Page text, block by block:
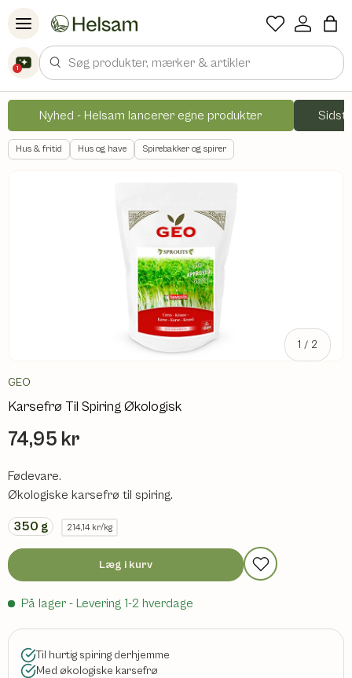
Spring til indhold
1
Søg
Nyhed - Helsam lancerer egne produkter
Hus & fritid Hus og have Spirebakker og spirer
1 / af
2
GEO
Karsefrø Til Spiring Økologisk
74,95 kr
Fødevare.
Økologiske karsefrø til spiring.
350 g 214,14 kr/kg
Læg i kurv
På lager - Levering 1-2 hverdage
Til hurtig spiring derhjemme
Med økologiske karsefrø